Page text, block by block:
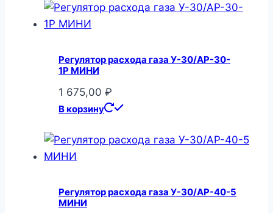
Регулятор расхода газа У-30/АР-30-
1Р МИНИ
1 675,00 ₽
В корзину
Регулятор расхода газа У-30/АР-40-5
МИНИ